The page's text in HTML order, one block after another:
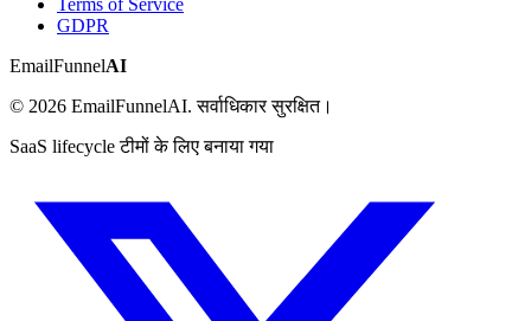
GDPR
EmailFunnelAI
© 2026 EmailFunnelAI. सर्वाधिकार सुरक्षित।
SaaS lifecycle टीमों के लिए बनाया गया